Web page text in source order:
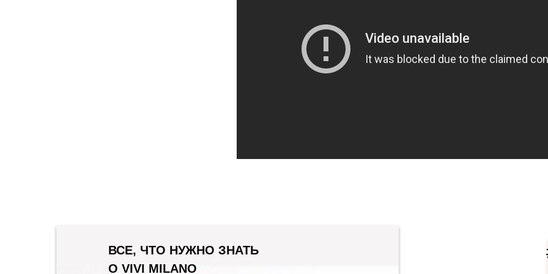
ВСЕ, ЧТО НУЖНО ЗНАТЬ
О VIVI MILANO